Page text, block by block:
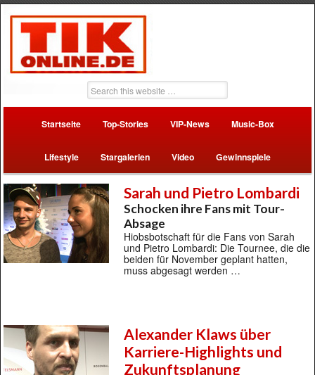
Startseite Top-Stories VIP-News Music-Box
Lifestyle Stargalerien Video Gewinnspiele
Sarah und Pietro Lombardi
Schocken ihre Fans mit Tour-
Absage
Hiobsbotschaft für die Fans von Sarah
und Pietro Lombardi: Die Tournee, die die
beiden für November geplant hatten,
muss abgesagt werden …
Alexander Klaws über
Karriere-Highlights und
Zukunftsplanung